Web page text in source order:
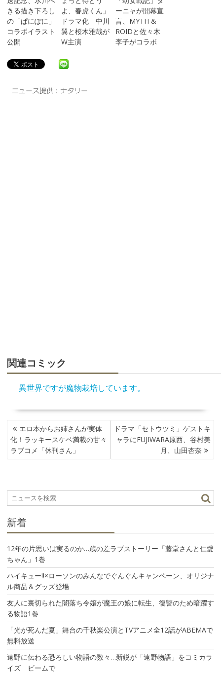
きる描き下ろし
の「ぱにぽに」
コラボイラスト
公開
よ、春虎くん」
ドラマ化 中川
翼と桜木雅哉が
W主演
ーニャが開幕宣
言、MYTH &
ROIDと佐々木
李子がコラボ
関連コミック
異世界ですが魔物栽培しています。
投
稿
ナ
ビ
シ
ョ
エロ本からお姉さんが実体
化！ラッキースケベ満載の甘々
ラブコメ「休刊さん」
ドラマ「セトウツミ」ゲストキ
ャラにFUJIWARA原西、谷村美
月、山田杏奈
新着
12年の片思いは実るのか…歳の差ラブストーリー「藤堂さんと仁愛
ちゃん」1巻
ハイキュー!!×ローソンのみんなでぐんぐんキャンペーン、オリジナ
ル商品＆グッズ登場
友人に裏切られた闇落ち令嬢が魔王の娘に転生、復讐のため暗躍す
る物語1巻
「光が死んだ夏」舞台の千秋楽公演とTVアニメ全12話がABEMAで
無料放送
遠野に伝わる恐ろしい物語の数々…新鋭が「遠野物語」をコミカラ
イズ ビームで